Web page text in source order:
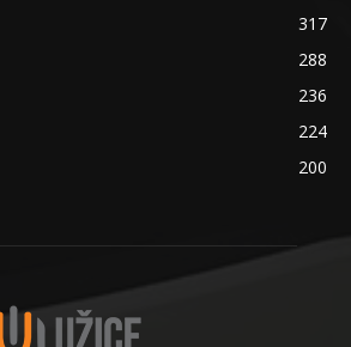
317
288
236
224
200